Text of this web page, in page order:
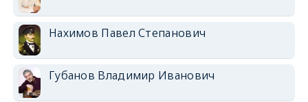
Нахимов Павел Степанович
Губанов Владимир Иванович